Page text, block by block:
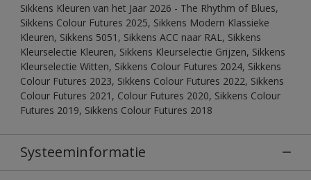
Sikkens Kleuren van het Jaar 2026 - The Rhythm of Blues,
Sikkens Colour Futures 2025, Sikkens Modern Klassieke
Kleuren, Sikkens 5051, Sikkens ACC naar RAL, Sikkens
Kleurselectie Kleuren, Sikkens Kleurselectie Grijzen, Sikkens
Kleurselectie Witten, Sikkens Colour Futures 2024, Sikkens
Colour Futures 2023, Sikkens Colour Futures 2022, Sikkens
Colour Futures 2021, Colour Futures 2020, Sikkens Colour
Futures 2019, Sikkens Colour Futures 2018
Systeeminformatie